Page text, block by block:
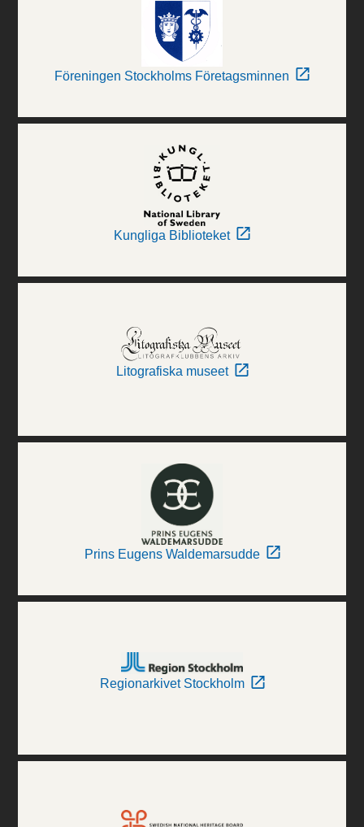
Föreningen Stockholms Företagsminnen
Kungliga Biblioteket
Litografiska museet
Prins Eugens Waldemarsudde
Regionarkivet Stockholm